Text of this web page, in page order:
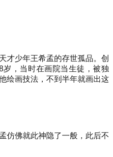
才少年王希孟的存世孤品。创
，当时在画院当生徒，被独
绘画技法，不到半年就画出这
仿佛就此神隐了一般，此后不